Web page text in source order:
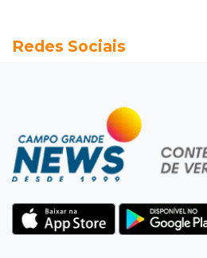
ganhar dia oficial em MS
Dupla troca a 'sofrência'
violência à mulher
11:37 Recomposição de
dívida da prefeitura com
Redes Sociais